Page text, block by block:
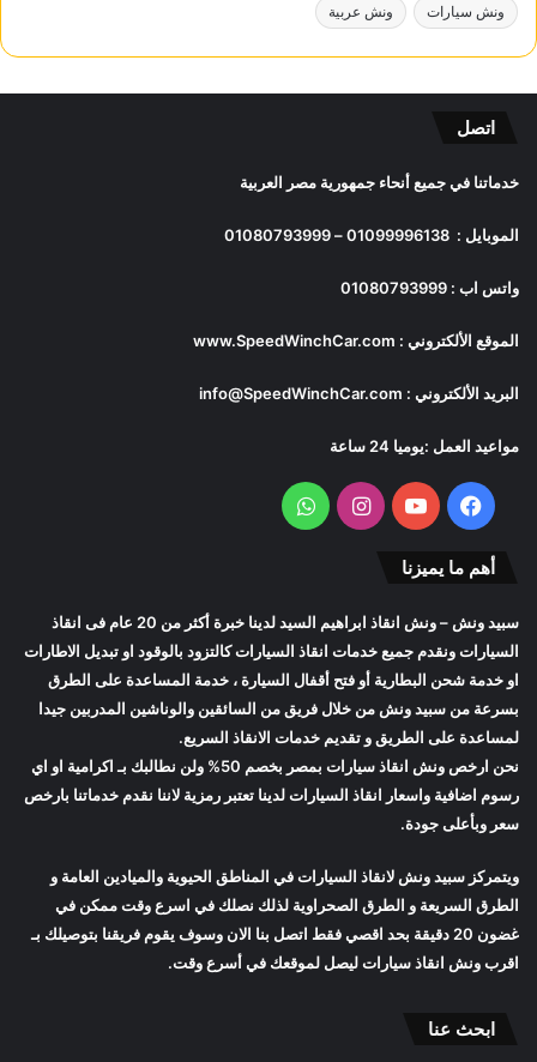
ونش سيارات ونش عربية
اتصل
خدماتنا في جميع أنحاء جمهورية مصر العربية
الموبايل : 01099996138
–
01080793999
واتس اب : 01080793999
الموقع الألكتروني : www.SpeedWinchCar.com
البريد الألكتروني : info@SpeedWinchCar.com
مواعيد العمل :يوميا 24 ساعة
فيسبوكيوتيوب انستقرامواتساب
أهم ما يميزنا
سبيد ونش
– ونش انقاذ ابراهيم السيد لدينا خبرة أكثر من 20 عام فى انقاذ
السيارات ونقدم جميع خدمات انقاذ السيارات كالتزود بالوقود او تبديل الاطارات
او خدمة شحن البطارية أو فتح أقفال السيارة ، خدمة المساعدة على الطرق
بسرعة من سبيد ونش من خلال فريق من السائقين والوناشين المدربين جيدا
لمساعدة على الطريق و تقديم خدمات الانقاذ السريع.
نحن ارخص ونش انقاذ سيارات
بمصر بخصم 50% ولن نطالبك بـ اكرامية او اي
رسوم اضافية واسعار انقاذ السياراتلدينا تعتبر رمزية لاننا نقدم خدماتنا بارخص
سعر وبأعلى جودة.
ويتمركز سبيد ونش لانقاذ السيارات في المناطق الحيوية والميادين العامة و
الطرق السريعة و الطرق الصحراوية لذلك نصلك في اسرع وقت ممكن في
غضون 20 دقيقة بحد اقصي فقط اتصل بنا الان وسوف يقوم فريقنا بتوصيلك بـ
اقربونش انقاذ سياراتليصل لموقعك في أسرع وقت.
ابحث عنا